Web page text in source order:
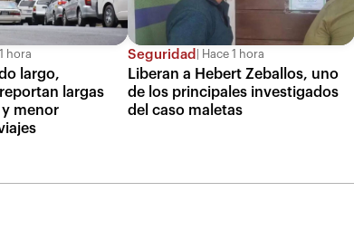
hora
largo,
largas
menor
Seguridad Hace 1 hora
Liberan a Hebert Zeballos, uno
de los principales investigados
del caso maletas